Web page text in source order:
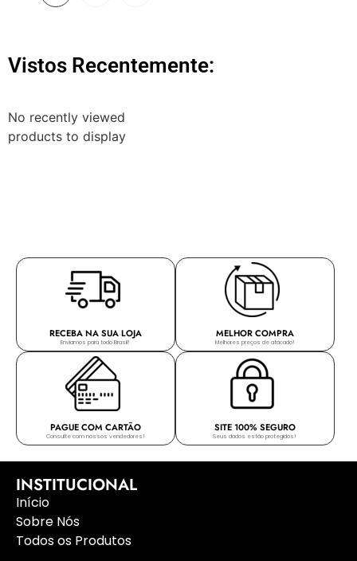
Vistos Recentemente:
No recently viewed
products to display
RECEBA NA SUA LOJA
Enviamos para todo Brasil!
MELHOR COMPRA
Melhores preços de atacado!
PAGUE COM CARTÃO
Consulte com nossos vendedores!
SITE 100% SEGURO
Seus dados estão protegidos!
INSTITUCIONAL
Início
Sobre Nós
Todos os Produtos